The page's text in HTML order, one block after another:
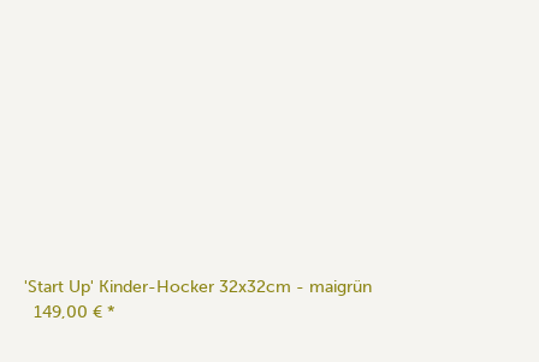
'Start Up' Kinder-Hocker 32x32cm - maigrün
149,00 € *